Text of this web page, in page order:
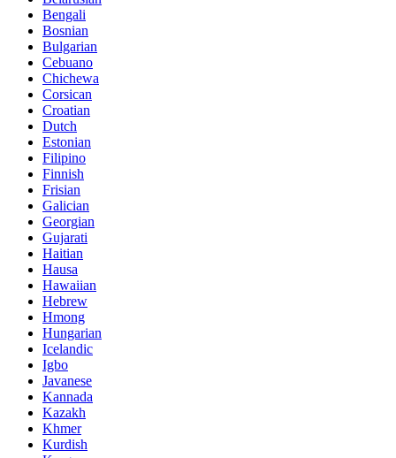
Bengali
Bosnian
Bulgarian
Cebuano
Chichewa
Corsican
Croatian
Dutch
Estonian
Filipino
Finnish
Frisian
Galician
Georgian
Gujarati
Haitian
Hausa
Hawaiian
Hebrew
Hmong
Hungarian
Icelandic
Igbo
Javanese
Kannada
Kazakh
Khmer
Kurdish